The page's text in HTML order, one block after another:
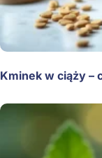
Kminek w ciąży –